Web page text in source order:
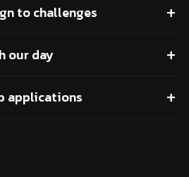
to challenges
our day
applications